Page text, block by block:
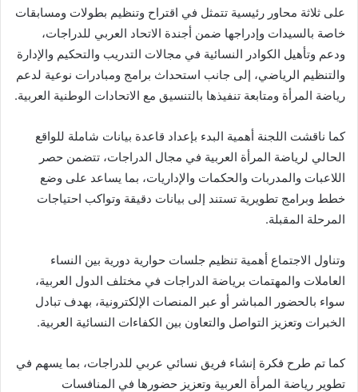
على ثلاثة محاور رئيسية تتمثل في اقتراح وتنظيم بطولات ومسابقات
خاصة بالسيدات وإدراجها ضمن أجندة الاتحاد العربي للدراجات،
ودعم وتأهيل الكوادر النسائية في مجالات التدريب والتحكيم والإدارة
والتنظيم الرياضي، إلى جانب استحداث برامج ومبادرات نوعية لدعم
رياضة المرأة ومتابعة تنفيذها بالتنسيق مع الاتحادات الوطنية العربية.
كما ناقشت اللجنة أهمية البدء بإعداد قاعدة بيانات شاملة للواقع
الحالي لرياضة المرأة العربية في مجال الدراجات، تتضمن حصر
اللاعبات والمدربات والحكمات والإداريات، بما يساعد على وضع
خطط وبرامج تطويرية تستند إلى بيانات دقيقة وتواكب احتياجات
المرحلة المقبلة.
وتناول الاجتماع أهمية تنظيم جلسات حوارية دورية بين النساء
العاملات والمهتمات برياضة الدراجات في مختلف الدول العربية،
سواء بالحضور المباشر أو عبر المنصات الإلكترونية، بهدف تبادل
الخبرات وتعزيز التواصل والتعاون بين الكفاءات النسائية العربية.
كما تم طرح فكرة إنشاء فريق نسائي عربي للدراجات، بما يسهم في
تطوير رياضة المرأة العربية وتعزيز حضورها في المنافسات